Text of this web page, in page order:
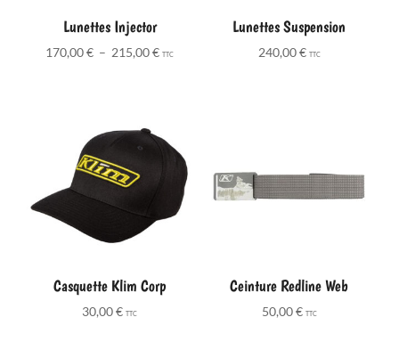
Lunettes Injector
170,00€ – 215,00€Plage
215,00 €
TTC
Lunettes Suspension
240,00€ TTC
Casquette Klim Corp
30,00€ TTC
Ceinture Redline Web
50,00€ TTC